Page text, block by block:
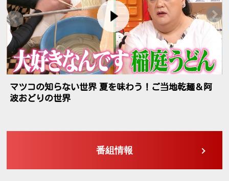
火曜ドラマ「君の好きは無敵」#5すべては「かわい
い」と「好き」を守るために！🈖🈑
番組情報